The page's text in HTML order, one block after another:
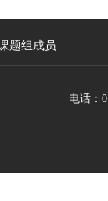
电话：
题组成员